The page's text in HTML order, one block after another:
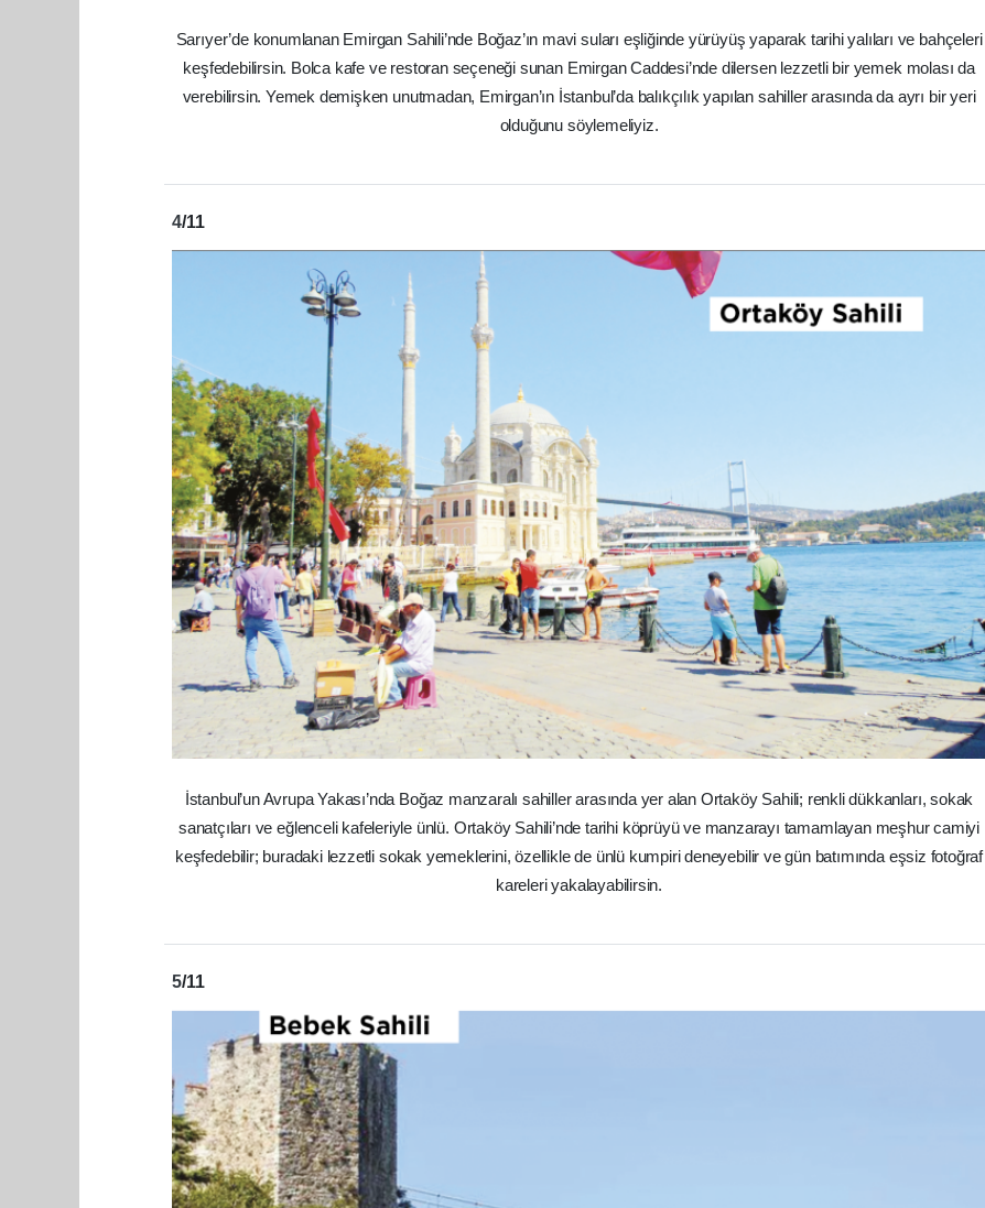
Sarıyer’de konumlanan Emirgan Sahili’nde Boğaz’ın mavi suları eşliğinde yürüyüş yaparak tarihi yalıları ve bahçeleri
keşfedebilirsin. Bolca kafe ve restoran seçeneği sunan Emirgan Caddesi’nde dilersen lezzetli bir yemek molası da
verebilirsin. Yemek demişken unutmadan, Emirgan’ın İstanbul’da balıkçılık yapılan sahiller arasında da ayrı bir yeri
olduğunu söylemeliyiz.
4/11
İstanbul’un Avrupa Yakası’nda Boğaz manzaralı sahiller arasında yer alan Ortaköy Sahili; renkli dükkanları, sokak
sanatçıları ve eğlenceli kafeleriyle ünlü. Ortaköy Sahili’nde tarihi köprüyü ve manzarayı tamamlayan meşhur camiyi
keşfedebilir; buradaki lezzetli sokak yemeklerini, özellikle de ünlü kumpiri deneyebilir ve gün batımında eşsiz fotoğraf
kareleri yakalayabilirsin.
5/11